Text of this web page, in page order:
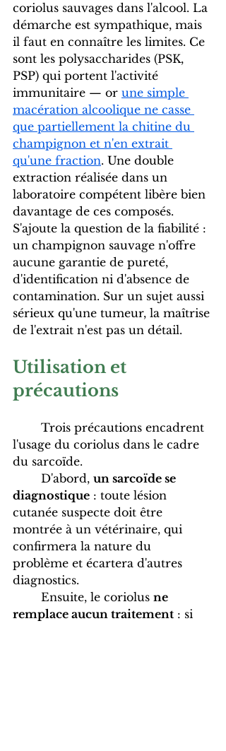
coriolus sauvages dans l'alcool. La
démarche est sympathique, mais
il faut en connaître les limites. Ce
sont les polysaccharides (PSK,
PSP) qui portent l'activité
immunitaire — or une simple
macération alcoolique ne casse
que partiellement la chitine du
champignon et n'en extrait
qu'une fraction. Une double
extraction réalisée dans un
laboratoire compétent libère bien
davantage de ces composés.
S'ajoute la question de la fiabilité :
un champignon sauvage n'offre
aucune garantie de pureté,
d'identification ni d'absence de
contamination. Sur un sujet aussi
sérieux qu'une tumeur, la maîtrise
de l'extrait n'est pas un détail.
Utilisation et
précautions
l'usage du coriolus dans le cadre
du sarcoïde.
	D'abord,
un sarcoïde se
diagnostique : toute lésion
cutanée suspecte doit être
montrée à un vétérinaire, qui
confirmera la nature du
problème et écartera d'autres
diagnostics.
	Ensuite, le coriolus
ne
remplace aucun traitement : si